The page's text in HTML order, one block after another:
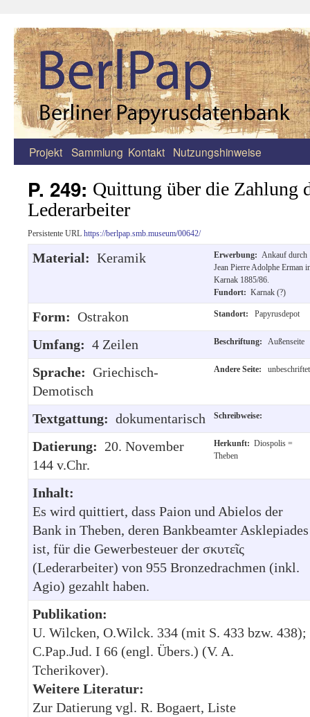
Zum
springen
Projekt Sammlung Kontakt Nutzungshinweise
P. 249: Quittung über die Zahlung
Lederarbeiter
Persistente URL https://berlpap.smb.museum/00642/
Material: Keramik Erwerbung: Ankauf durch
Jean Pierre Adolphe Erman
Karnak 1885/86.
Fundort: Karnak (?)
Form: Ostrakon Standort: Papyrusdepot
Umfang: 4 Zeilen Beschriftung: Außenseite
Sprache: Griechisch-
Demotisch
Andere Seite: unbeschriftet
Textgattung: dokumentarisch Schreibweise:
Datierung: 20. November
144 v.Chr.
Herkunft: Diospolis =
Theben
Inhalt:
Es wird quittiert, dass Paion und Abielos der
Bank in Theben, deren Bankbeamter Asklepiades
ist, für die Gewerbesteuer der σκυτεῖς
(Lederarbeiter) von 955 Bronzedrachmen (inkl.
Agio) gezahlt haben.
Publikation:
U. Wilcken, O.Wilck. 334 (mit S. 433 bzw. 438);
C.Pap.Jud. I 66 (engl. Übers.) (V. A.
Tcherikover).
Weitere Literatur:
Zur Datierung vgl. R. Bogaert, Liste